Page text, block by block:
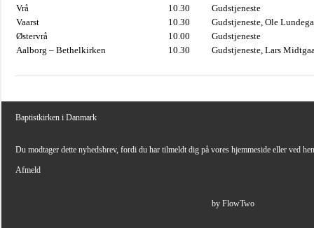
Vrå
10.30
Gudstjeneste
Vaarst
10.30
Gudstjeneste, Ole
Østervrå
10.00
Gudstjeneste
Aalborg – Bethelkirken
10.30 Gudstjeneste, Lars
Baptistkirken i Danmark
Du modtager dette nyhedsbrev, fordi du har tilmeldt dig på vores hjemmeside eller ved
Afmeld
by FlowTwo